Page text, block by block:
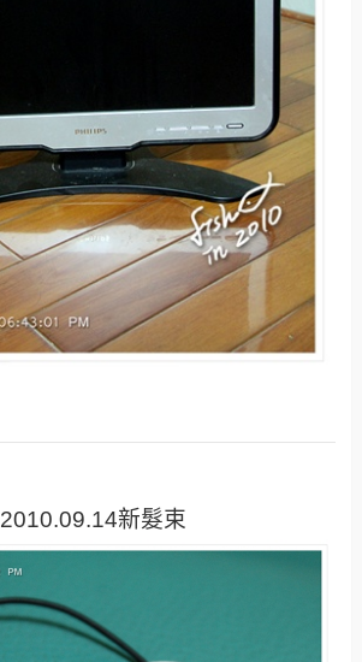
2010.09.14新髮束